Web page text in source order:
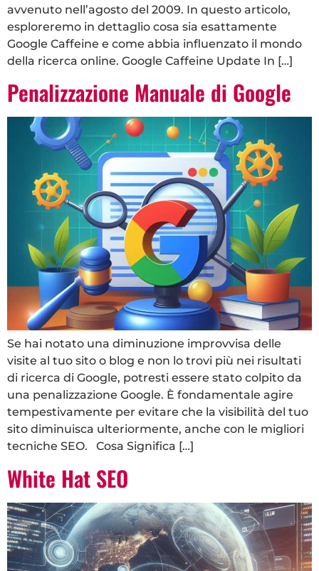
avvenuto nell’agosto del 2009. In questo articolo,
esploreremo in dettaglio cosa sia esattamente
Google Caffeine e come abbia influenzato il mondo
della ricerca online. Google Caffeine Update In […]
Penalizzazione Manuale di Google
Se hai notato una diminuzione improvvisa delle
visite al tuo sito o blog e non lo trovi più nei risultati
di ricerca di Google, potresti essere stato colpito da
una penalizzazione Google. È fondamentale agire
tempestivamente per evitare che la visibilità del tuo
sito diminuisca ulteriormente, anche con le migliori
tecniche SEO. Cosa Significa […]
White Hat SEO